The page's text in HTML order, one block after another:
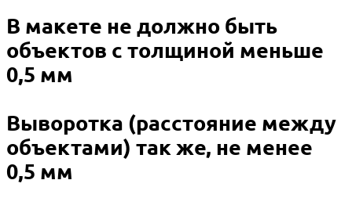
В макете не должно быть
объектов с толщиной меньше
0,5 мм
Выворотка (расстояние между
объектами) так же, не менее
0,5 мм